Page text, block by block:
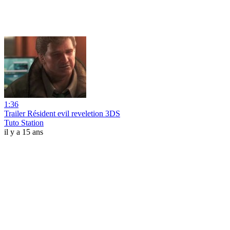
1:36
Trailer Résident evil reveletion 3DS
Tuto Station
il y a 15 ans